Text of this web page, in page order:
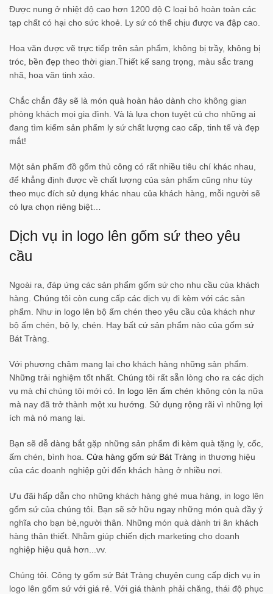
Được nung ở nhiệt độ cao hơn 1200 độ C loại bỏ hoàn toàn các
tạp chất có hại cho sức khoẻ. Ly sứ có thể chịu được va đập cao.
Hoa văn được vẽ trực tiếp trên sản phẩm, không bị trầy, không bị
tróc, bền đẹp theo thời gian.​Thiết kế sang trọng, màu sắc trang
nhã, hoa văn tinh xảo.
Chắc chắn đây sẽ là món quà hoàn hảo dành cho không gian
phòng khách mọi gia đình. Và là lựa chọn tuyệt cú cho những ai
đang tìm kiếm sản phẩm ly sứ chất lượng cao cấp, tinh tế và đẹp
mắt!
Một sản phẩm đồ gốm thủ công có rất nhiều tiêu chí khác nhau,
để khẳng định được về chất lượng của sản phẩm cũng như tùy
theo mục đích sử dụng khác nhau của khách hàng, mỗi người sẽ
có lựa chọn riêng biệt…
Dịch vụ in logo lên gốm sứ theo yêu
cầu
Ngoài ra, đáp ứng các sản phẩm gốm sứ cho nhu cầu của khách
hàng. Chúng tôi còn cung cấp các dịch vụ đi kèm với các sản
phẩm. Như in logo lên bộ ấm chén theo yêu cầu của khách như
bộ ấm chén, bộ ly, chén. Hay bất cứ sản phẩm nào của gốm sứ
Bát Tràng.
Với phương châm mang lại cho khách hàng những sản phẩm.
Những trải nghiệm tốt nhất. Chúng tôi rất sẵn lòng cho ra các dịch
vụ mà chỉ chúng tôi mới có. In logo lên ấm chén không còn lạ nữa
mà nay đã trở thành một xu hướng. Sử dụng rộng rãi vì những lợi
ích mà nó mang lại.
Bạn sẽ dễ dàng bắt gặp những sản phẩm đi kèm quà tặng ly, cốc,
ấm chén, bình hoa. Cửa hàng gốm sứ Bát Tràng in thương hiệu
của các doanh nghiệp gửi đến khách hàng ở nhiều nơi.
Ưu đãi hấp dẫn cho những khách hàng ghé mua hàng, in logo lên
gốm sứ của chúng tôi. Bạn sẽ sở hữu ngay những món quà đầy ý
nghĩa cho bạn bè,người thân. Những món quà dành tri ân khách
hàng thân thiết. Nhằm giúp chiến dịch marketing cho doanh
nghiệp hiệu quả hơn...vv.
Chúng tôi. Công ty gốm sứ Bát Tràng chuyên cung cấp dịch vụ in
logo lên gốm sứ với giá rẻ. Với giá thành phải chăng, thái độ phục